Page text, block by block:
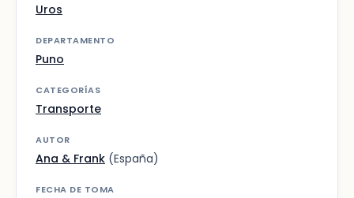
Uros
DEPARTAMENTO
Puno
CATEGORÍAS
Transporte
AUTOR
Ana & Frank (España)
FECHA DE TOMA